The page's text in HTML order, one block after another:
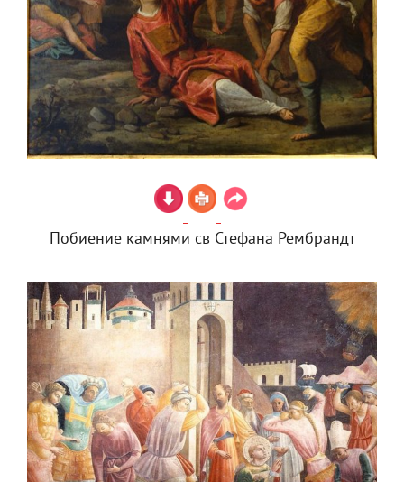
Побиение камнями св Стефана Рембрандт